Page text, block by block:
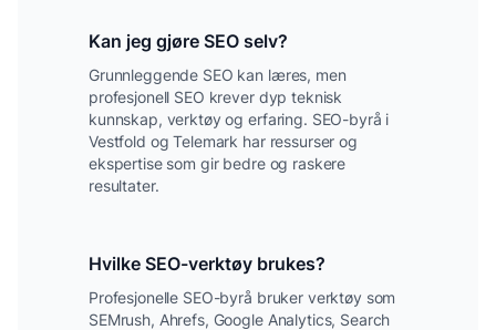
Kan jeg gjøre SEO selv?
Grunnleggende SEO kan læres, men
profesjonell SEO krever dyp teknisk
kunnskap, verktøy og erfaring. SEO-byrå i
Vestfold og Telemark har ressurser og
ekspertise som gir bedre og raskere
resultater.
Hvilke SEO-verktøy brukes?
Profesjonelle SEO-byrå bruker verktøy som
SEMrush, Ahrefs, Google Analytics, Search